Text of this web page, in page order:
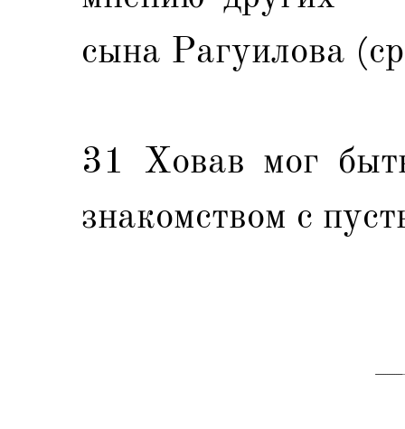
сына Рагуилова
31 Ховав мог
знакомством с